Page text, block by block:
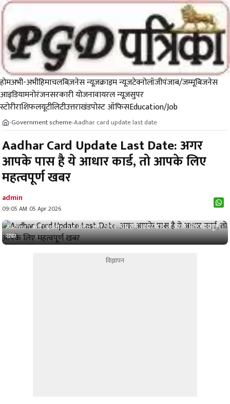
होमअभी-अभीहिमाचलबिज़नेस न्यूज़क्राइम न्यूजटेक्नोलॉजीपंजाब/जम्मूबिजनेस
आइडियामनोरंजनसरकारी योजनावायरल न्यूज़सुपर
स्टोरीराशिफलयूटीलिटीउत्तराखंडपोस्ट ऑफिसEducation/Job
›Government scheme›Aadhar card update last date
Aadhar Card Update Last Date: अगर
आपके पास है ये आधार कार्ड, तो आपके लिए
महत्वपूर्ण खबर
admin
09:05 AM 05 Apr 2026
Aadhar Card Update Last Date: अगर आपके पास है ये आधार कार्ड, तो आपके लिए महत्वपूर्ण
खबर
विज्ञापन